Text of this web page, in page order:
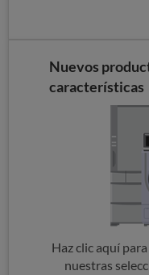
Nuevos
características
Haz clic aquí
nuestras